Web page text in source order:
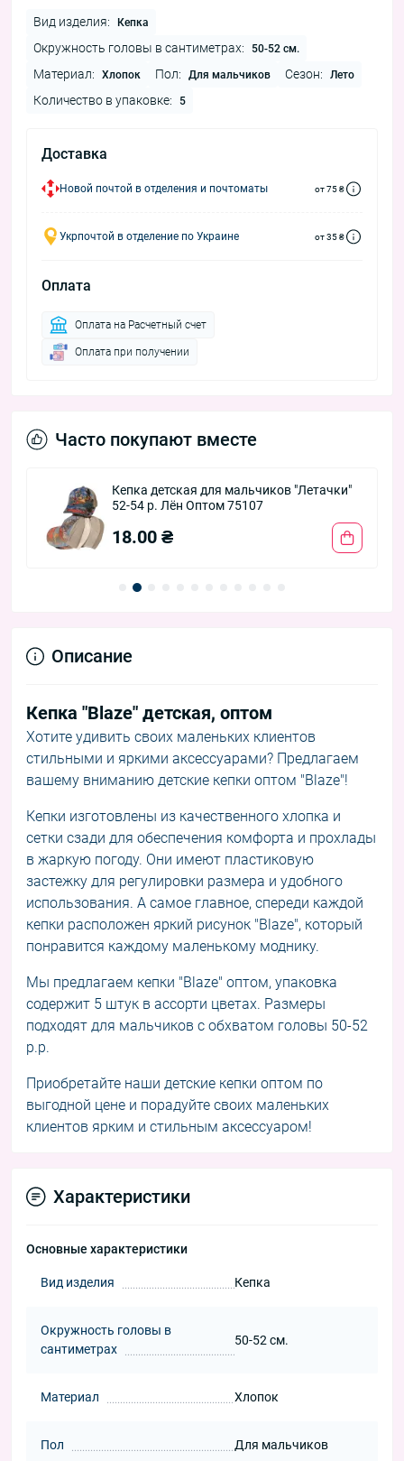
Вид изделия: Кепка
Окружность головы в сантиметрах: 50-52 см.
Материал: Хлопок Пол: Для мальчиков Сезон: Лето
Количество в упаковке: 5
Доставка
Новой почтой в отделения и почтоматы от 75 ₴
Укрпочтой в отделение по Украине от 35 ₴
Оплата
Оплата на Расчетный счет
Оплата при получении
Часто покупают вместе
Кепка детская для мальчиков "Летачки"
52-54 р. Лён Оптом 75107
18.00 ₴
Описание
Кепка "Blaze" детская, оптом
Хотите удивить своих маленьких клиентов
стильными и яркими аксессуарами? Предлагаем
вашему вниманию детские кепки оптом "Blaze"!
Кепки изготовлены из качественного хлопка и
сетки сзади для обеспечения комфорта и прохлады
в жаркую погоду. Они имеют пластиковую
застежку для регулировки размера и удобного
использования. А самое главное, спереди каждой
кепки расположен яркий рисунок "Blaze", который
понравится каждому маленькому моднику.
Мы предлагаем кепки "Blaze" оптом, упаковка
содержит 5 штук в ассорти цветах. Размеры
подходят для мальчиков с обхватом головы 50-52
р.р.
Приобретайте наши детские кепки оптом по
выгодной цене и порадуйте своих маленьких
клиентов ярким и стильным аксессуаром!
Характеристики
Основные характеристики
Вид изделия Кепка
Окружность головы в
сантиметрах
50-52 см.
Материал Хлопок
Пол Для мальчиков